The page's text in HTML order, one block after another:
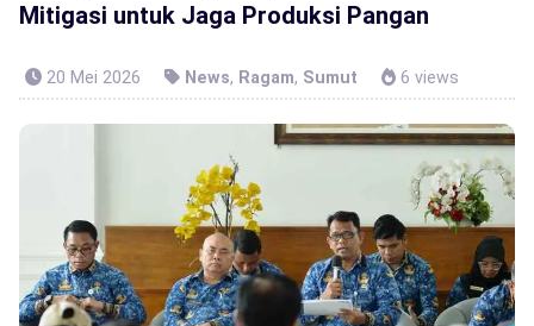
Mitigasi untuk Jaga Produksi Pangan
20 Mei 2026 News, Ragam, Sumut 6 views